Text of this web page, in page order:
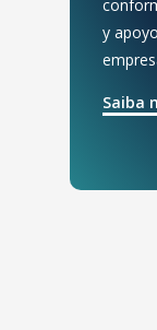
y
Saiba